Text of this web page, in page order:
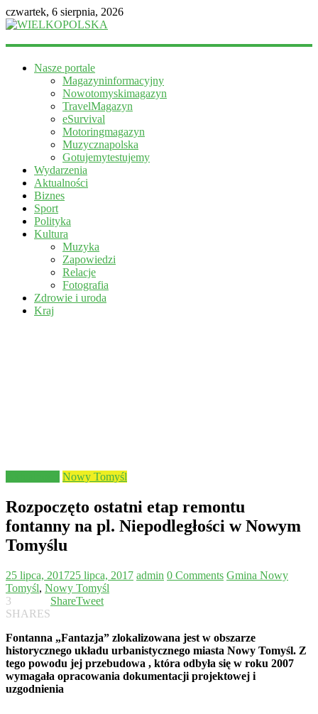
czwartek, 6 sierpnia, 2026
WIELKOPOLSKA
informacyjny
Nasze portale
Magazyninformacyjny
Nowotomyskimagazyn
TravelMagazyn
eSurvival
Motoringmagazyn
Muzycznapolska
Gotujemytestujemy
Wydarzenia
Aktualności
Biznes
Sport
Polityka
Kultura
Muzyka
Zapowiedzi
Relacje
Fotografia
Zdrowie i uroda
Kraj
Nowy Tomyśl
Rozpoczęto ostatni etap remontu
fontanny na pl. Niepodległości w Nowym
Tomyślu
25 lipca, 201725 lipca, 2017 admin 0 Comments Gmina Nowy
Tomyśl, Nowy Tomyśl
3
SHARES
ShareTweet
Fontanna „Fantazja” zlokalizowana jest w obszarze
historycznego układu urbanistycznego miasta Nowy Tomyśl. Z
tego powodu jej przebudowa , która odbyła się w roku 2007
wymagała opracowania dokumentacji projektowej i
uzgodnienia